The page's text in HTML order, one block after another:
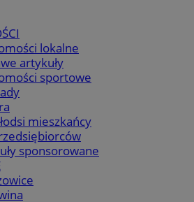
lokalne
artykuły
sportowe
mieszkańcy
sponsorowane